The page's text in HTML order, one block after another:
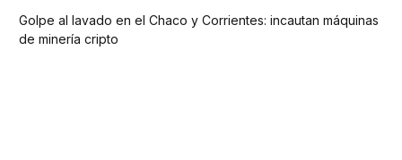
Golpe al lavado en el Chaco y Corrientes: incautan máquinas
de minería cripto